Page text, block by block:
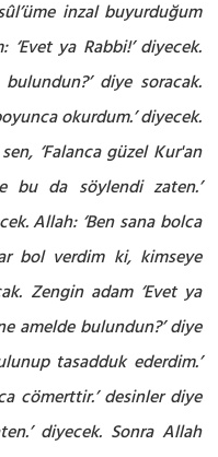
inzal buyurduğum
ya Rabbi!’ diyecek.
diye soracak.
okurdum.’ diyecek.
‘Falanca güzel Kur'an
bu da söylendi zaten.’
Allah: ‘Ben sana bolca
bol verdim ki, kimseye
Zengin adam ‘Evet ya
amelde bulundun?’ diye
tasadduk ederdim.’
cömerttir.’ desinler diye
diyecek. Sonra Allah